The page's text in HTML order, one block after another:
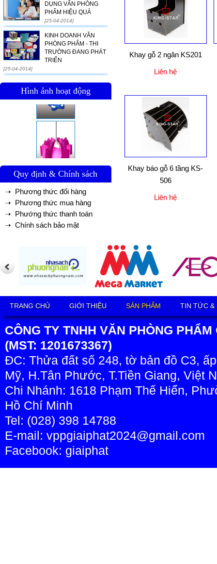
DỤNG VĂN PHÒNG
PHẨM HIỆU QUẢ
[25-04-2014]
KINH DOANH VĂN
PHÒNG PHẨM - THI
TRƯỜNG ĐANG PHÁT
TRIỂN
[25-04-2014]
Hình ảnh hoạt động
Quy định & Chính sách
➝ Phương thức đổi hàng
➝ Phương thức mua hàng
➝ Phướng thức thanh toán
➝ Chính sách bảo mật
Khay gỗ 2 ngăn KS201
Liên hệ
Khay báo gỗ 6 tầng KS-
506
Liên hệ
TRANG CHỦ GIỚI THIỆU SẢN PHẨM TIN TỨC &
CÔNG TY TNHH VĂN PHÒNG PHẨM
(MST: 1201673367)
ĐC: Thửa đất số 248, tờ bản đồ C3,
Mỹ, H.Tân Phước, T.Tiền Giang, Việt
Chi Nhánh: 1618 Phạm Thế Hiển,
Hồ Chí Minh
Tel: (028) 398 14788
E-mail: vppgiaiphat2024@gmail.com
Facebook: giaiphat